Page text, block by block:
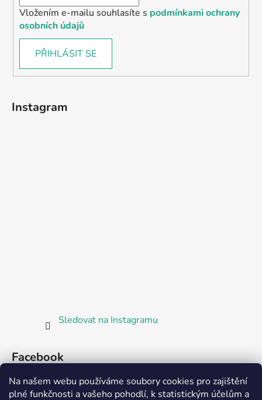
Na našem webu používáme soubory cookies pro zajištění
plné funkčnosti a vašeho pohodlí, k statistickým účelům a
Vložením e-mailu souhlasíte s podmínkami ochrany
osobních údajů
PŘIHLÁSIT SE
Instagram
Sledovat na Instagramu
Facebook